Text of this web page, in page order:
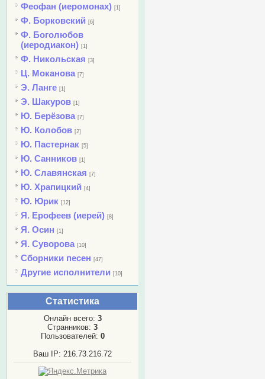
Феофан (иеромонах) [1]
Ф. Борковский [6]
Ф. Боголюбов
(иеродиакон) [1]
Ф. Никольская [3]
Ц. Моканова [7]
Э. Ланге [1]
Э. Шакуров [1]
Ю. Берёзова [7]
Ю. Колобов [2]
Ю. Пастернак [5]
Ю. Санников [1]
Ю. Славянская [7]
Ю. Храпицкий [4]
Ю. Юрик [12]
Я. Ерофеев (иерей) [8]
Я. Осин [1]
Я. Суворова [10]
Сборники песен [47]
Другие исполнители [10]
Статистика
Онлайн всего: 3
Странников: 3
Пользователей: 0
Ваш IP: 216.73.216.72